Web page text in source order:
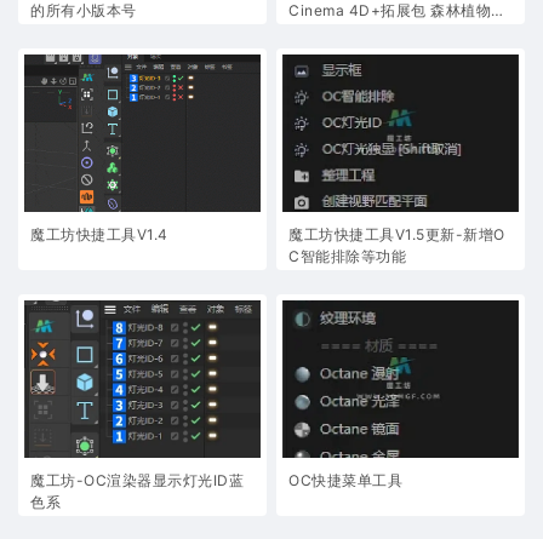
的所有小版本号
Cinema 4D+拓展包 森林植物生
汉化版/英文原版
魔工坊快捷工具V1.4
魔工坊快捷工具V1.5更新-新增O
C智能排除等功能
魔工坊-OC渲染器显示灯光ID蓝
色系
OC快捷菜单工具